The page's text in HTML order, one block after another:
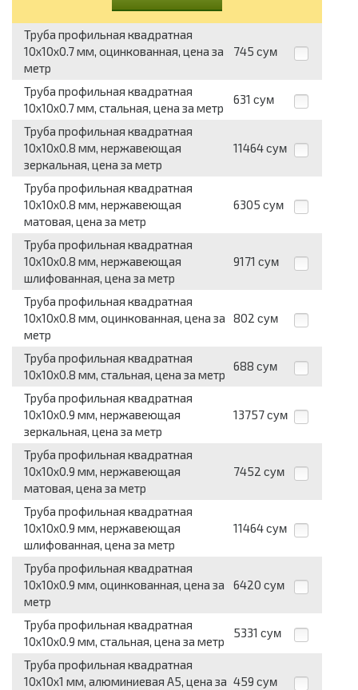
Труба профильная квадратная
10x10x0.7 мм, оцинкованная, цена за
метр
745 сум
Труба профильная квадратная
10x10x0.7 мм, стальная, цена за метр
631 сум
Труба профильная квадратная
10x10x0.8 мм, нержавеющая
зеркальная, цена за метр
11464 сум
Труба профильная квадратная
10x10x0.8 мм, нержавеющая
матовая, цена за метр
6305 сум
Труба профильная квадратная
10x10x0.8 мм, нержавеющая
шлифованная, цена за метр
9171 сум
Труба профильная квадратная
10x10x0.8 мм, оцинкованная, цена за
метр
802 сум
Труба профильная квадратная
10x10x0.8 мм, стальная, цена за метр
688 сум
Труба профильная квадратная
10x10x0.9 мм, нержавеющая
зеркальная, цена за метр
13757 сум
Труба профильная квадратная
10x10x0.9 мм, нержавеющая
матовая, цена за метр
7452 сум
Труба профильная квадратная
10x10x0.9 мм, нержавеющая
шлифованная, цена за метр
11464 сум
Труба профильная квадратная
10x10x0.9 мм, оцинкованная, цена за
метр
6420 сум
Труба профильная квадратная
10x10x0.9 мм, стальная, цена за метр
5331 сум
Труба профильная квадратная
10x10x1 мм, алюминиевая А5, цена за 459 сум